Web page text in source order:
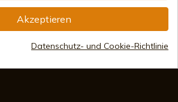
Versand
Akzeptieren
Datenschutz- und Cookie-Richtlinie